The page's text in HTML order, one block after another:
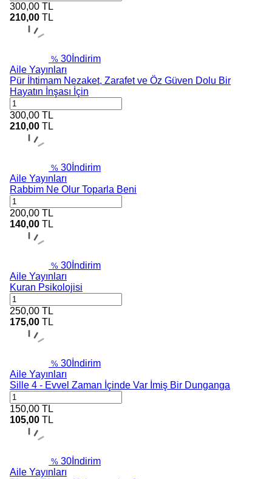
300,00 TL
210,00 TL
% 30 İndirim
Aile Yayınları
Pür İhtimam Nezaket, Zarafet ve Öz Güven Dolu Bir
Hayatın İnşası İçin
300,00 TL
210,00 TL
% 30 İndirim
Aile Yayınları
Rabbim Ne Olur Toparla Beni
200,00 TL
140,00 TL
% 30 İndirim
Aile Yayınları
Kuran Psikolojisi
250,00 TL
175,00 TL
% 30 İndirim
Aile Yayınları
Sille 4 - Evvel Zaman İçinde Var İmiş Bir Dunganga
150,00 TL
105,00 TL
% 30 İndirim
Aile Yayınları